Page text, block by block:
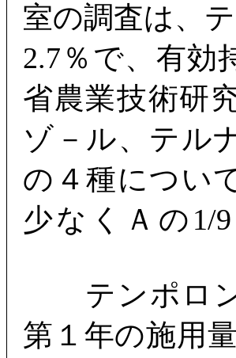
室の調査は、
2.7％で、有効
省農業技術研
ゾ－ル、テル
の４種につい
少なくＡの1/
テンポロン
第１年の施用